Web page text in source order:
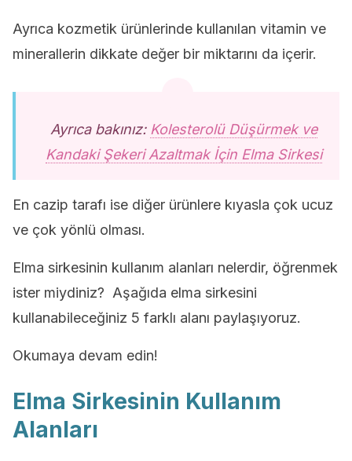
Ayrıca kozmetik ürünlerinde kullanılan vitamin ve
minerallerin dikkate değer bir miktarını da içerir.
Ayrıca bakınız: Kolesterolü Düşürmek ve
Kandaki Şekeri Azaltmak İçin Elma Sirkesi
En cazip tarafı ise diğer ürünlere kıyasla çok ucuz
ve çok yönlü olması.
Elma sirkesinin kullanım alanları nelerdir, öğrenmek
ister miydiniz? Aşağıda elma sirkesini
kullanabileceğiniz 5 farklı alanı paylaşıyoruz.
Okumaya devam edin!
Elma Sirkesinin Kullanım
Alanları